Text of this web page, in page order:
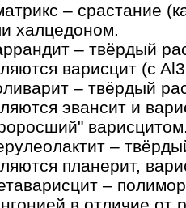
– срастание
халцедоном.
– твёрдый
варисцит (c
– твёрдый
эвансит и
–
планерит,
–